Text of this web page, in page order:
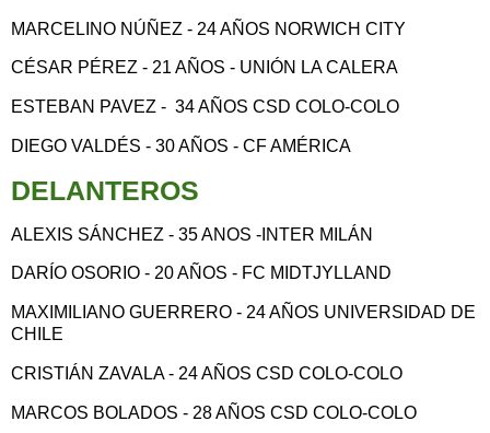
MARCELINO NÚÑEZ - 24 AÑOS NORWICH CITY
CÉSAR PÉREZ - 21 AÑOS - UNIÓN LA CALERA
ESTEBAN PAVEZ - 34 AÑOS CSD COLO-COLO
DIEGO VALDÉS - 30 AÑOS - CF AMÉRICA
DELANTEROS
ALEXIS SÁNCHEZ - 35 ANOS -INTER MILÁN
DARÍO OSORIO - 20 AÑOS - FC MIDTJYLLAND
MAXIMILIANO GUERRERO - 24 AÑOS UNIVERSIDAD DE
CHILE
CRISTIÁN ZAVALA - 24 AÑOS CSD COLO-COLO
MARCOS BOLADOS - 28 AÑOS CSD COLO-COLO